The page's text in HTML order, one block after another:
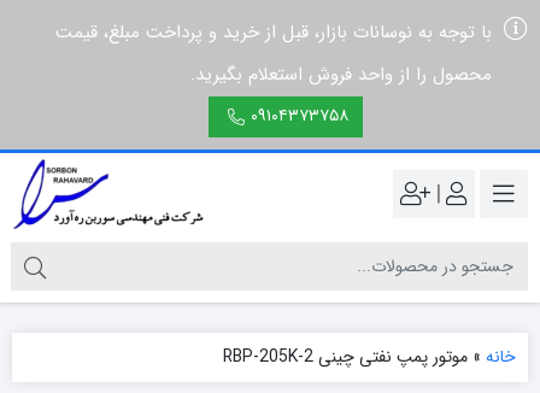
با توجه به نوسانات بازار، قبل از خرید و پرداخت مبلغ، قیمت
محصول را از واحد فروش استعلام بگیرید.
۰۹۱۰۴۳۷۳۷۵۸
|
خانه » موتور پمپ نفتی چينی 2-RBP-205K